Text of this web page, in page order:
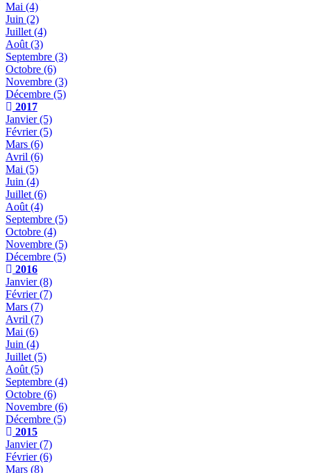
Mai (4)
Juin (2)
Juillet (4)
Août (3)
Septembre (3)
Octobre (6)
Novembre (3)
Décembre (5)
2017
Janvier(5)
Février(5)
Mars (6)
Avril (6)
Mai (5)
Juin (4)
Juillet (6)
Août (4)
Septembre (5)
Octobre (4)
Novembre (5)
Décembre (5)
2016
Janvier(8)
Février(7)
Mars (7)
Avril (7)
Mai (6)
Juin (4)
Juillet (5)
Août (5)
Septembre (4)
Octobre (6)
Novembre (6)
Décembre (5)
2015
Janvier(7)
Février(6)
Mars (8)